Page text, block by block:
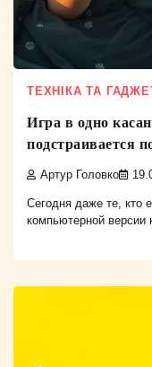
ТЕХНІКА ТА
Игра в одно
подстраивается
Артур Головко
Сегодня даже те, кто
компьютерной версии